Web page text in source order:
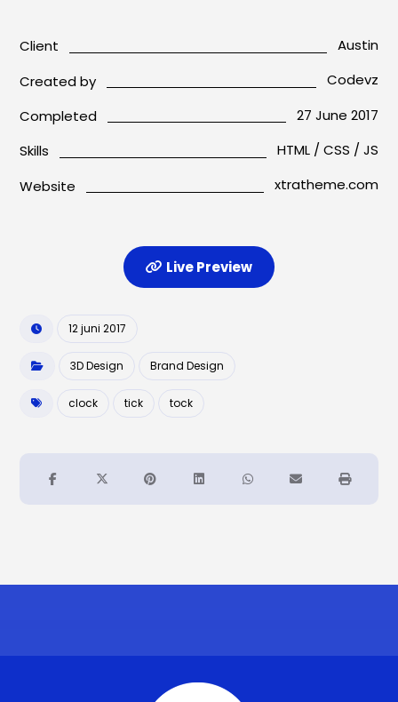
Client
Austin
Created by
Codevz
Completed
27 June 2017
Skills
HTML / CSS / JS
Website
xtratheme.com
Live Preview
12 juni 2017
3D Design Brand Design
clock tick tock